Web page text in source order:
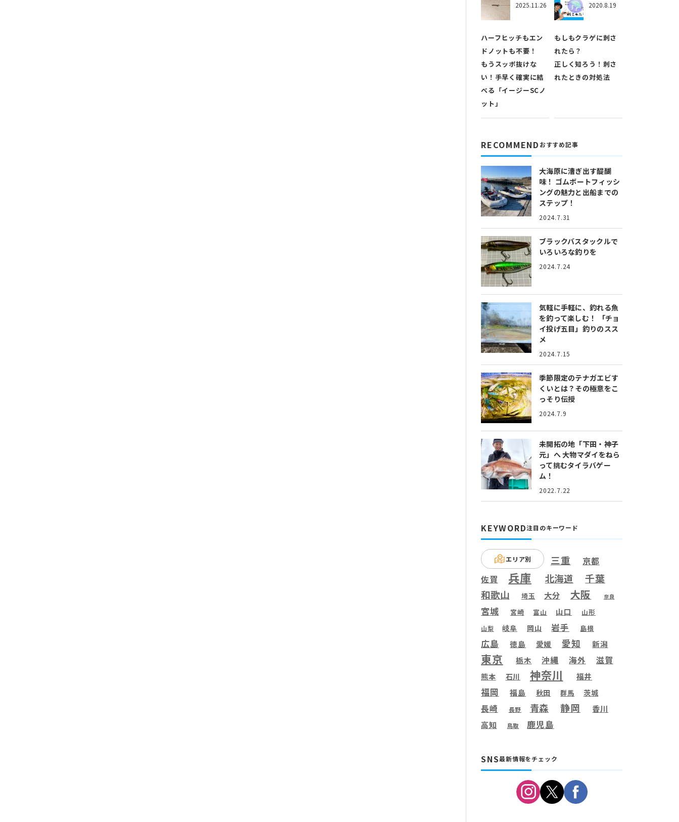
2025.11.26
ハーフヒッチもエン
ドノットも不要！
もうスッポ抜けな
い！手早く確実に結
べる「イージーSCノ
ット」
2020.8.19
もしもクラゲに刺さ
れたら？
正しく知ろう！刺さ
れたときの対処法
RECOMMEND おすすめ記事
大海原に漕ぎ出す醍醐
味！ ゴムボートフィッシ
ングの魅力と出船までの
ステップ！
2024.7.31
ブラックバスタックルで
いろいろな釣りを
2024.7.24
気軽に手軽に、釣れる魚
を釣って楽しむ！
「チョ
イ投げ五目」釣りのスス
メ
2024.7.15
季節限定のテナガエビす
くいとは？ その極意をこ
っそり伝授
2024.7.9
未開拓の地「下田・神子
元」へ大物マダイをねら
って挑むタイラバゲー
ム！
2022.7.22
KEYWORD注目のキーワード
エリア別 三重 京都
佐賀 兵庫 北海道 千葉
和歌山 埼玉 大分 大阪 奈良
宮城 宮崎 富山 山口 山形
山梨 岐阜 岡山 岩手 島根
広島 徳島 愛媛 愛知 新潟
東京 栃木 沖縄 海外 滋賀
熊本 石川 神奈川 福井
福岡 福島 秋田 群馬 茨城
長崎 長野 青森 静岡 香川
高知 鳥取 鹿児島
SNS最新情報をチェック